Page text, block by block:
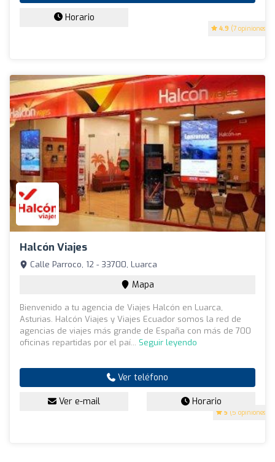
4.9 (7 opiniones)
Horario
Halcón Viajes
5 (5 opiniones)
Calle Parroco, 12 - 33700, Luarca
Mapa
Bienvenido a tu agencia de Viajes Halcón en Luarca,
Asturias. Halcón Viajes y Viajes Ecuador somos la red de
agencias de viajes más grande de España con más de 700
oficinas repartidas por el paí... Seguir leyendo
Ver teléfono
Ver e-mail Horario